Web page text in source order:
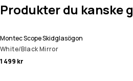
Produkter du kanske
Montec Scope Skidglasögon
White/Black Mirror
1 499 kr